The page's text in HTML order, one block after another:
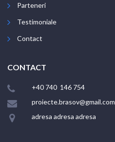
Parteneri
Testimoniale
Contact
CONTACT
+40 740 146 754
proiecte.brasov@gmail.com
adresa adresa adresa